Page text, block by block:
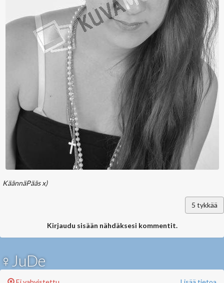
KäännäPääs x)
5 tykkää
Kirjaudu sisään nähdäksesi kommentit.
♀JuDe